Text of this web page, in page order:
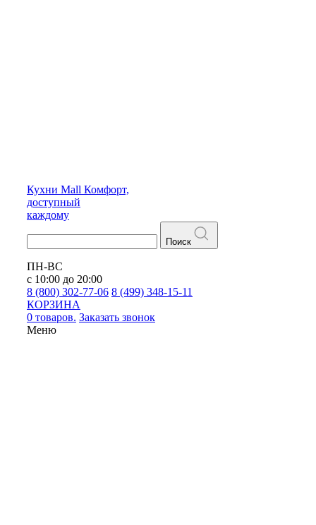
Кухни Mall Комфорт,
доступный
каждому
Поиск
ПН-ВС
с 10:00 до 20:00
8 (800) 302-77-06 8 (499) 348-15-11
КОРЗИНА
0 товаров. Заказать звонок
Меню